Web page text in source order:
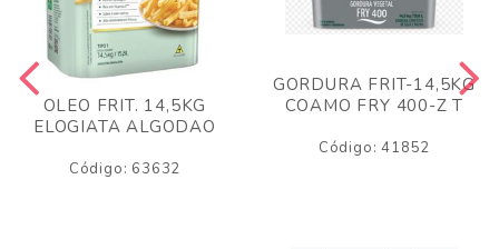
OLEO FRIT. 14,5KG
ELOGIATA ALGODAO
Código: 63632
GORDURA FRIT-14,5KG
COAMO FRY 400-Z T
Código: 41852